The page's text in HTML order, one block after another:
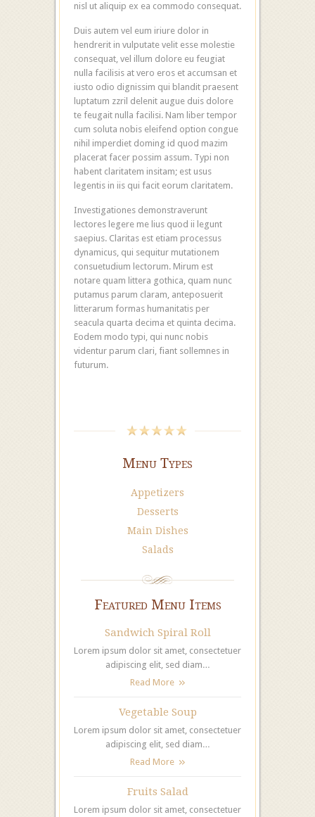
nisl ut aliquip ex ea commodo consequat.
Duis autem vel eum iriure dolor in
hendrerit in vulputate velit esse molestie
consequat, vel illum dolore eu feugiat
nulla facilisis at vero eros et accumsan et
iusto odio dignissim qui blandit praesent
luptatum zzril delenit augue duis dolore
te feugait nulla facilisi. Nam liber tempor
cum soluta nobis eleifend option congue
nihil imperdiet doming id quod mazim
placerat facer possim assum. Typi non
habent claritatem insitam; est usus
legentis in iis qui facit eorum claritatem.
Investigationes demonstraverunt
lectores legere me lius quod ii legunt
saepius. Claritas est etiam processus
dynamicus, qui sequitur mutationem
consuetudium lectorum. Mirum est
notare quam littera gothica, quam nunc
putamus parum claram, anteposuerit
litterarum formas humanitatis per
seacula quarta decima et quinta decima.
Eodem modo typi, qui nunc nobis
videntur parum clari, fiant sollemnes in
futurum.
Menu Types
Appetizers
Desserts
Main Dishes
Salads
Featured Menu Items
Sandwich Spiral Roll
Lorem ipsum dolor sit amet, consectetuer
adipiscing elit, sed diam…
Read More
Vegetable Soup
Lorem ipsum dolor sit amet, consectetuer
adipiscing elit, sed diam…
Read More
Fruits Salad
Lorem ipsum dolor sit amet, consectetuer